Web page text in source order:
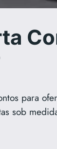
para
sob